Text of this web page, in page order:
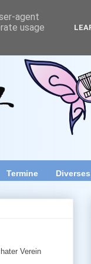
im Raum
und diverse
Termine Diverses
Verein
agent
usage